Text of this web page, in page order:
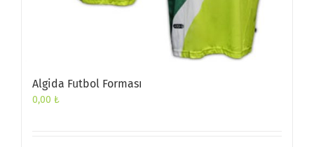
Algida Futbol Forması
0,00 ₺